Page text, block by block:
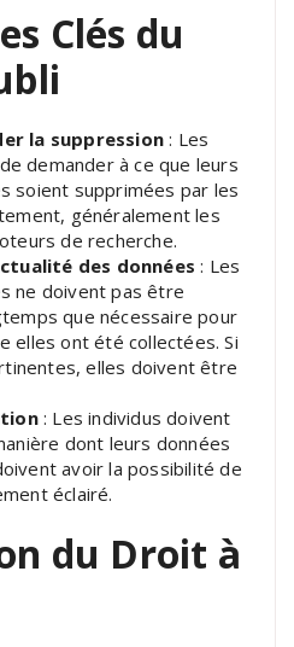
Clés du
la suppression : Les
demander à ce que leurs
soient supprimées par les
généralement les
de recherche.
des données : Les
ne doivent pas être
que nécessaire pour
elles ont été collectées. Si
elles doivent être
: Les individus doivent
dont leurs données
avoir la possibilité de
éclairé.
du Droit à